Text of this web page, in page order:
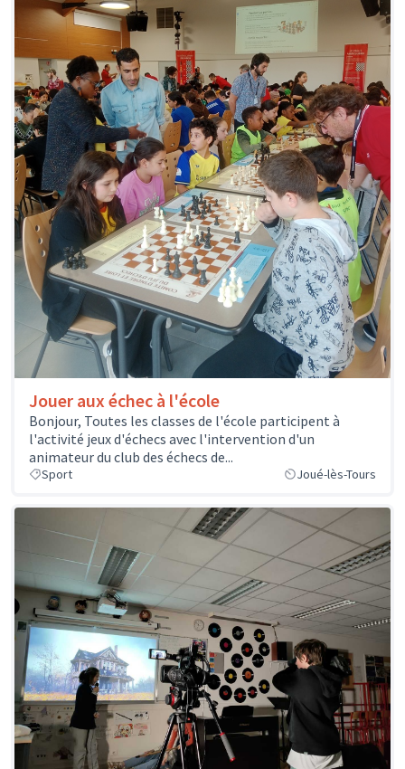
Jouer aux échec à l'école
Bonjour, Toutes les classes de l'école participent à
l'activité jeux d'échecs avec l'intervention d'un
animateur du club des échecs de...
Sport Joué-lès-Tours